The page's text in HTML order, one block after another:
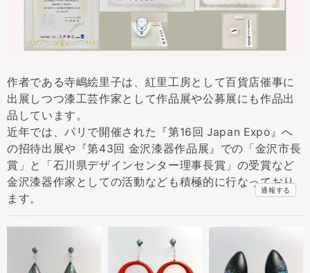
作者である寺嶋絵里子は、紅里工房として百貨店催事に
出展しつつ漆工芸作家として作品展や公募展にも作品出
品しています。
近年では、パリで開催された『第16回 Japan Expo』へ
の招待出展や『第43回 金沢漆器作品展』での「金沢市長
賞」と「石川県デザインセンター理事長賞」の受賞など
金沢漆器作家としての活動なども積極的に行なっており
ます。
通報する